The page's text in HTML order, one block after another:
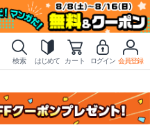
検索 はじめて カート ログイン 会員登録